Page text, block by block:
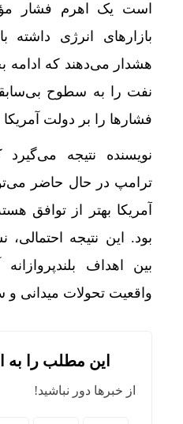
است یک اهرم فشار
بازارهای انرژی داشته
هشدار می‌دهند که
نفت را به سطوح
فشارها را بر دولت
نویسنده نتیجه می‌گیرد
ترامپ در حال حاضر
آمریکا بهتر از توافق
بود. این نتیجه
بین اهداف
واقعیت تحولات میدانی
این مطلب را به
از خبرها دور نباشید!